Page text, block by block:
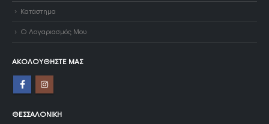
Κατάστημα
Ο Λογαριασμός Μου
ΑΚΟΛΟΥΘΉΣΤΕ ΜΑΣ
ΘΕΣΣΑΛΟΝΊΚΗ